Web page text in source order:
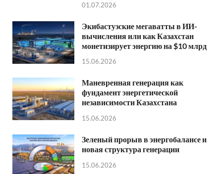
01.07.2026
Экибастузские мегаватты в ИИ-
вычисления или как Казахстан
монетизирует энергию на $10 млрд
15.06.2026
Маневренная генерация как
фундамент энергетической
независимости Казахстана
15.06.2026
Зеленый прорыв в энергобалансе и
новая структура генерации
15.06.2026